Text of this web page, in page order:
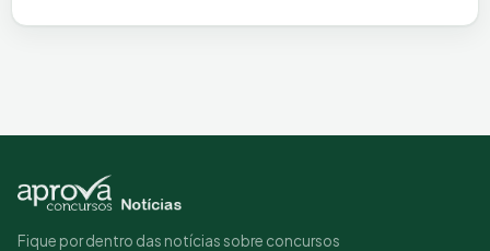
Fique por dentro das notícias sobre concursos